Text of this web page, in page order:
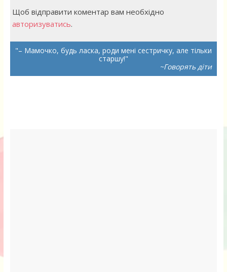
Щоб відправити коментар вам необхідно
авторизуватись.
– Мамочко, будь ласка, роди мені сестричку, але тільки
старшу!
~Говорять діти